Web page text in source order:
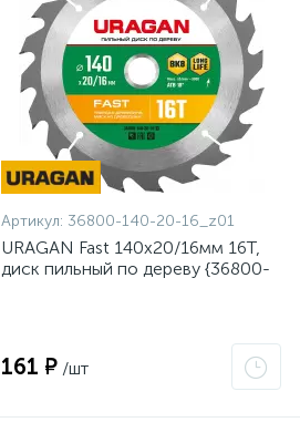
Артикул: 36800-140-20-16_z01
URAGAN Fast 140x20/16мм 16Т,
диск пильный по дереву {36800-
161 ₽ /шт